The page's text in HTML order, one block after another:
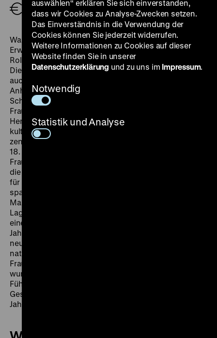
Eintritt frei
Was bedeutet es, Mann oder Frau zu sein? Welche
Erwartungen werden Menschen auferlegt und welche
Rollen aufgrund ihres Geschlechts zugeschrieben?
Diese Fragen beschäftigen uns heute, waren aber
auch schon in der Zeit der Aufklärung von Bedeutung.
Anhand von Frauenfiguren wie Dorothea von Rodde-
Schlözer oder Émilie du Châtelet werden die Wege von
Frauen in die Wissenschaft aufgezeigt. Frauen wie
Henriette Herz, die in ihrem Salon agierte, spielten als
kulturelle und intellektuelle Vermittlerinnen eine
zentrale Rolle für die gesellschaftliche Entwicklung im
18. Jahrhundert. Phillis Wheatley, die als versklavte
Frau zur Dichterin wurde, oder Mary Wollstonecraft,
die sich gegen die Zivilehe engagierte, sind Beispiele
für Frauen, die sich Freiheiten erkämpften. Auch die
spannende Lebensgeschichte von Catharina
Margaretha Linck, die unter dem Namen Anastasius
Lagrantinus Rosenstengel bekannt wurde, erlaubt
einen Einblick in die Queere Geschichte. Im 18.
Jahrhundert begannen Wissenschaftler, den Körper
neu zu erforschen, und es entstand die Idee, dass es
natürliche Unterschiede zwischen Männern und
Frauen gebe. Diese vermeintlichen Unterschiede
wurden politisch und sozial hierarchisch definiert. Die
Führung erzählt anhand zahlreicher Objekte die
Geschichte der Geschlechtermodelle im 18.
Jahrhundert.
auswählen“ erklären Sie sich einverstanden,
dass wir Cookies zu Analyse-Zwecken setzen.
Das Einverständnis in die Verwendung der
Cookies können Sie jederzeit widerrufen.
Weitere Informationen zu Cookies auf dieser
Website finden Sie in unserer
Datenschutzerklärung und zu uns im Impressum.
Notwendig
Statistik und Analyse